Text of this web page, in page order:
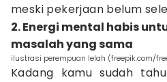
meski pekerjaan belum
2. Energi mental habis
masalah yang sama
ilustrasi perempuan lelah (freepik.com/
Kadang kamu sudah